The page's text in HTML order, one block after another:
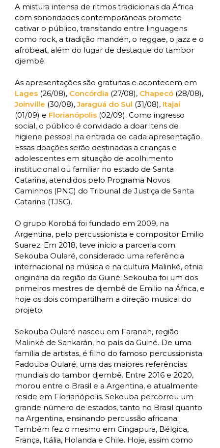
A mistura intensa de ritmos tradicionais da África
com sonoridades contemporâneas promete
cativar o público, transitando entre linguagens
como rock, a tradição mandén, o reggae, o jazz e o
afrobeat, além do lugar de destaque do tambor
djembê.
As apresentações são gratuitas e acontecem em
Lages (26/08), Concórdia (27/08), Chapecó (28/08),
Joinville (30/08),Jaraguá do Sul (31/08), Itajaí
(01/09) e Florianópolis (02/09). Como ingresso
social, o público é convidado a doar itens de
higiene pessoal na entrada de cada apresentação.
Essas doações serão destinadas a crianças e
adolescentes em situação de acolhimento
institucional ou familiar no estado de Santa
Catarina, atendidos pelo Programa Novos
Caminhos (PNC) do Tribunal de Justiça de Santa
Catarina (TJSC).
O grupo Korobá foi fundado em 2009, na
Argentina, pelo percussionista e compositor Emilio
Suarez. Em 2018, teve início a parceria com
Sekouba Oularé, considerado uma referência
internacional na música e na cultura Malinké, etnia
originária da região da Guiné. Sekouba foi um dos
primeiros mestres de djembê de Emilio na África, e
hoje os dois compartilham a direção musical do
projeto.
Sekouba Oularé nasceu em Faranah, região
Malinké de Sankarán, no país da Guiné. De uma
família de artistas, é filho do famoso percussionista
Fadouba Oularé, uma das maiores referências
mundiais do tambor djembê. Entre 2016 e 2020,
morou entre o Brasil e a Argentina, e atualmente
reside em Florianópolis. Sekouba percorreu um
grande número de estados, tanto no Brasil quanto
na Argentina, ensinando percussão africana.
Também fez o mesmo em Cingapura, Bélgica,
França, Itália, Holanda e Chile. Hoje, assim como